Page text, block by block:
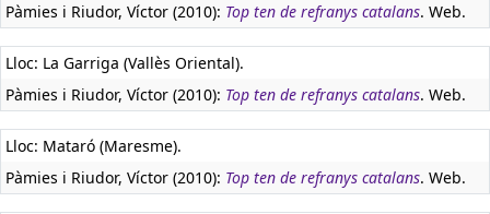
Pàmies i Riudor, Víctor (2010): Top ten de refranys catalans. Web.
Lloc: La Garriga (Vallès Oriental).
Pàmies i Riudor, Víctor (2010): Top ten de refranys catalans. Web.
Lloc: Mataró (Maresme).
Pàmies i Riudor, Víctor (2010): Top ten de refranys catalans. Web.